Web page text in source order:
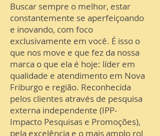
Buscar sempre o melhor, estar
constantemente se aperfeiçoando
e inovando, com foco
exclusivamente em você. É isso o
que nos move e que fez da nossa
marca o que ela é hoje: líder em
qualidade e atendimento em Nova
Friburgo e região. Reconhecida
pelos clientes através de pesquisa
externa independente (IPP-
Impacto Pesquisas e Promoções),
pela excelência e o mais amplo rol